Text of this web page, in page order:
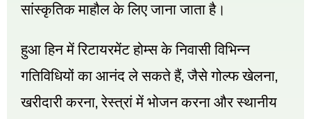
सांस्कृतिक माहौल के लिए जाना जाता है।
हुआ हिन में रिटायरमेंट होम्स के निवासी विभिन्न
गतिविधियों का आनंद ले सकते हैं,जैसे गोल्फ खेलना,
खरीदारी करना,रेस्त्रां में भोजन करना और स्थानीय